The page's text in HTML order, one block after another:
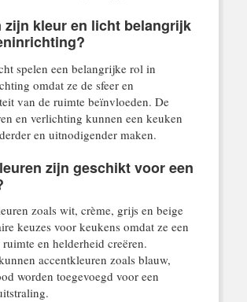
zijn kleur en licht belangrijk
spelen een belangrijke rol in
omdat ze de sfeer en
van de ruimte beïnvloeden. De
en verlichting kunnen een keuken
en uitnodigender maken.
zijn geschikt voor een
zoals wit, crème, grijs en beige
keuzes voor keukens omdat ze een
en helderheid creëren.
accentkleuren zoals blauw,
worden toegevoegd voor een